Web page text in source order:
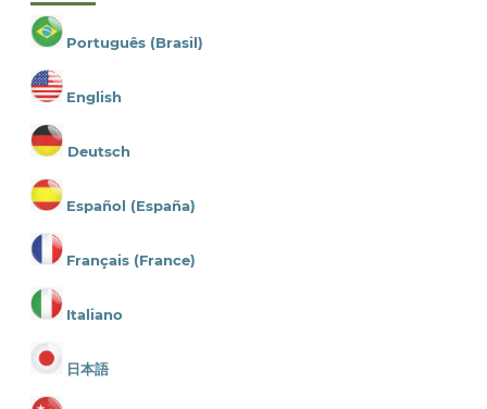
Português (Brasil)
English
Deutsch
Español (España)
Français (France)
Italiano
日本語